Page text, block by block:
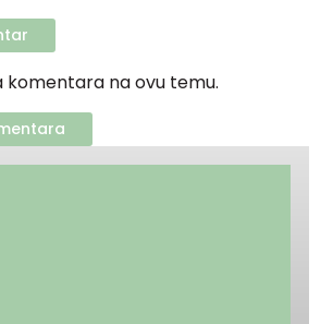
komentara na ovu temu.